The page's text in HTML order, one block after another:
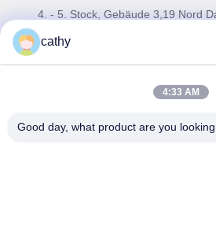
4. - 5. Stock, Gebäude 3,19 Nord
info@pray-med.com
cathy
4:33 AM
Good day, what product are you